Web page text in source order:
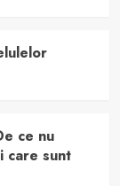
ce nu
care sunt